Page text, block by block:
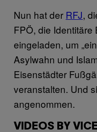
Nun hat der RFJ,
FPÖ, die Identitäre
eingeladen, um
Asylwahn und
Eisenstädter
veranstalten. Und
angenommen.
VIDEOS BY VICE